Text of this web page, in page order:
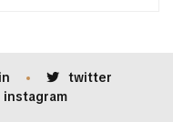
twitter
instagram